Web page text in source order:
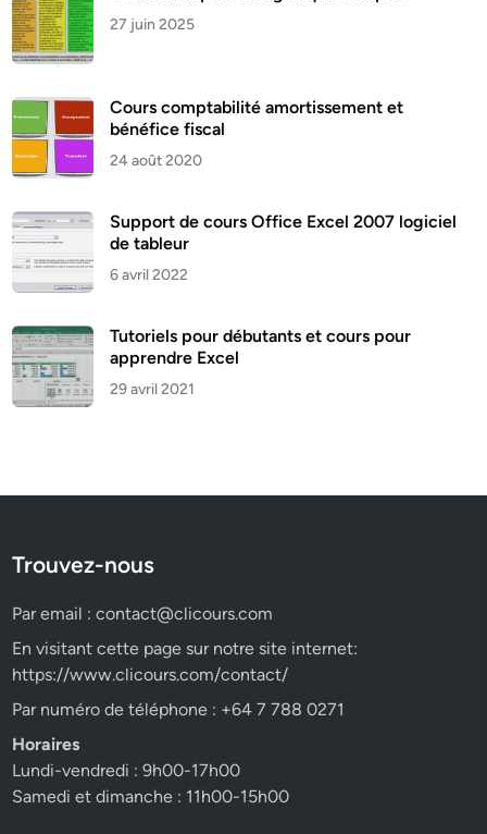
27 juin 2025
Cours comptabilité amortissement et
bénéfice fiscal
24 août 2020
Support de cours Office Excel 2007 logiciel
de tableur
6 avril 2022
Tutoriels pour débutants et cours pour
apprendre Excel
29 avril 2021
Trouvez-nous
Par email :contact@clicours.com
En visitant cette page sur notre site internet:
https://www.clicours.com/contact/
Par numéro de téléphone : +64 7 788 0271
Horaires
Lundi-vendredi : 9h00-17h00
Samedi et dimanche : 11h00-15h00